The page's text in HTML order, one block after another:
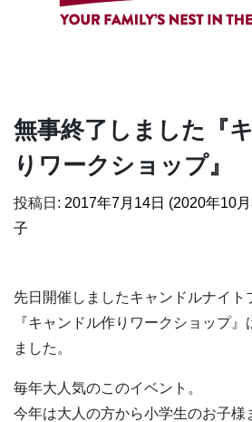
無事終了しました『
りワークショップ』
投稿日: 2017年7月14日 (2020年10
子
先日開催しましたキャンドルナイト
『キャンドル作りワークショップ
ました。
毎年大人気のこのイベント。
今年は大人の方から小学生のお子様